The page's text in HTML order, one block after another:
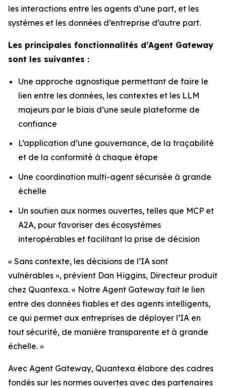
les interactions entre les agents d’une part, et les
systèmes et les données d’entreprise d’autre part.
Les principales fonctionnalités d’Agent Gateway
sont les suivantes :
Une approche agnostique permettant de faire le
lien entre les données, les contextes et les LLM
majeurs par le biais d’une seule plateforme de
confiance
L’application d’une gouvernance, de la traçabilité
et de la conformité à chaque étape
Une coordination multi-agent sécurisée à grande
échelle
Un soutien aux normes ouvertes, telles que MCP et
A2A, pour favoriser des écosystèmes
interopérables et facilitant la prise de décision
« Sans contexte, les décisions de l’IA sont
vulnérables », prévient Dan Higgins, Directeur produit
chez Quantexa. « Notre Agent Gateway fait le lien
entre des données fiables et des agents intelligents,
ce qui permet aux entreprises de déployer l’IA en
tout sécurité, de manière transparente et à grande
échelle. »
Avec Agent Gateway, Quantexa élabore des cadres
fondés sur les normes ouvertes avec des partenaires